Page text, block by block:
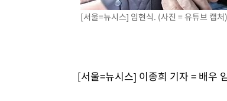
[서울=뉴시스] 임현식. (사진 = 유튜브 캡
[서울=뉴시스] 이종희 기자 = 배우